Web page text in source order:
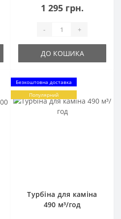
1 295 грн.
- +
ДО КОШИКА
Безкоштовна доставка
Популярний
Турбіна для каміна
490 м³/год